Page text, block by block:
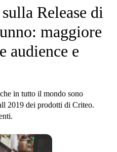
Release di
maggiore
audience e
in tutto il mondo sono
2019 dei prodotti di Criteo.